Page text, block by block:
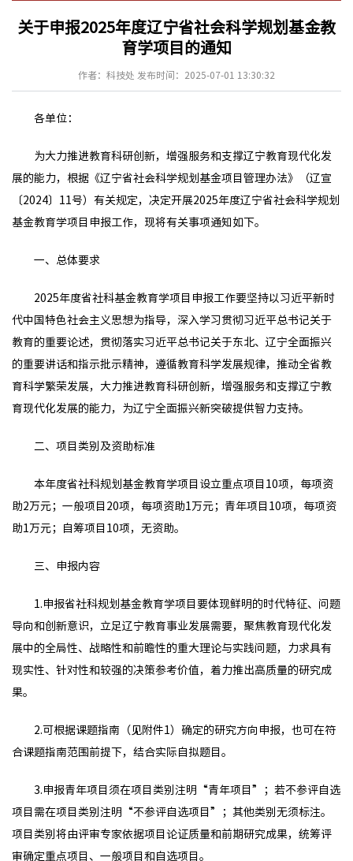
关于申报2025年度辽宁省社会科学规划基金教
育学项目的通知
作者：科技处 发布时间：2025-07-01 13:30:32
各单位：
为大力推进教育科研创新，增强服务和支撑辽宁教育现代化发
展的能力，根据《辽宁省社会科学规划基金项目管理办法》（辽宣
〔2024〕11号）有关规定，决定开展2025年度辽宁省社会科学规划
基金教育学项目申报工作，现将有关事项通知如下。
一、总体要求
2025年度省社科基金教育学项目申报工作要坚持以习近平新时
代中国特色社会主义思想为指导，深入学习贯彻习近平总书记关于
教育的重要论述，贯彻落实习近平总书记关于东北、辽宁全面振兴
的重要讲话和指示批示精神，遵循教育科学发展规律，推动全省教
育科学繁荣发展，大力推进教育科研创新，增强服务和支撑辽宁教
育现代化发展的能力，为辽宁全面振兴新突破提供智力支持。
二、项目类别及资助标准
本年度省社科规划基金教育学项目设立重点项目10项，每项资
助2万元；一般项目20项，每项资助1万元；青年项目10项，每项资
助1万元；自筹项目10项，无资助。
三、申报内容
1.申报省社科规划基金教育学项目要体现鲜明的时代特征、问题
导向和创新意识，立足辽宁教育事业发展需要，聚焦教育现代化发
展中的全局性、战略性和前瞻性的重大理论与实践问题，力求具有
现实性、针对性和较强的决策参考价值，着力推出高质量的研究成
果。
2.可根据课题指南（见附件1）确定的研究方向申报，也可在符
合课题指南范围前提下，结合实际自拟题目。
3.申报青年项目须在项目类别注明“青年项目”；若不参评自选
项目需在项目类别注明“不参评自选项目”；其他类别无须标注。
项目类别将由评审专家依据项目论证质量和前期研究成果，统筹评
审确定重点项目、一般项目和自选项目。